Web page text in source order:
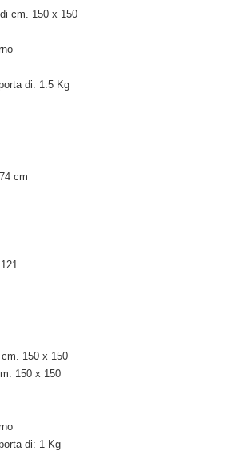
cm. 150 x 150
di: 1.5 Kg
cm
150 x 150
150 x 150
di: 1 Kg